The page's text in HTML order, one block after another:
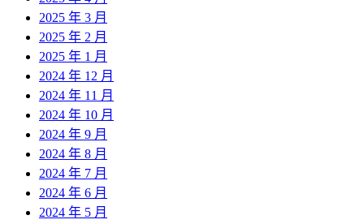
2025 年 3 月
2025 年 2 月
2025 年 1 月
2024 年 12 月
2024 年 11 月
2024 年 10 月
2024 年 9 月
2024 年 8 月
2024 年 7 月
2024 年 6 月
2024 年 5 月